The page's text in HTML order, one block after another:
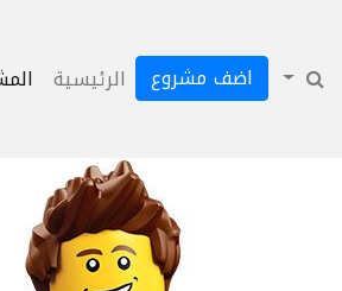
اضف مشروع الرئيسية